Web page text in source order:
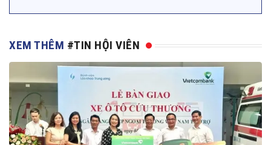
XEM THÊM #TIN HỘI VIÊN